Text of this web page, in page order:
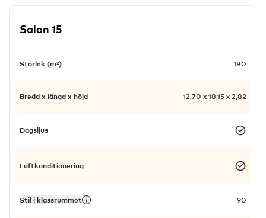
Salon 15
Storlek (m²) 180
Bredd x längd x höjd 12,70 x 18,15 x 2,82
Dagsljus
Luftkonditionering
Stil i klassrummet 90